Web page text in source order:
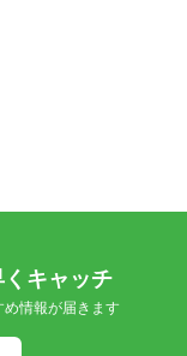
キャッチ
め情報が届きます